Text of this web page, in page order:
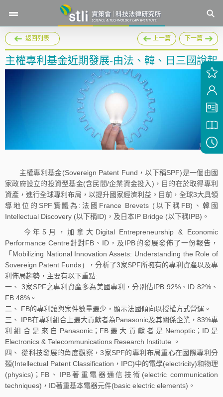
返回列表 上一篇 下一篇
主權專利基金近期發展-由法、韓、日三國說起
主權專利基金(Sovereign Patent Fund，以下稱SPF)是一個由國
家政府設立的投資型基金(含民間/企業資金投入)，目的在於取得專利
資產，進行全球專利布局，以提升國家經濟利益。目前，全球3大具領
導地位的SPF實體為:法國France Brevets (以下稱FB)、韓國
Intellectual Discovery (以下稱ID)，及日本IP Bridge (以下稱IPB)。
今年5月，加拿大Digital Entrepreneurship & Economic
Performance Centre針對FB、ID，及IPB的發展發佈了一份報告，
「Mobilizing National Innovation Assets: Understanding the Role of
Sovereign Patent Funds」，分析了3家SPF所擁有的專利資產以及專
利佈局趨勢，主要有以下重點:
一、 3家SPF之專利資產多為美國專利，分別佔IPB 92%、ID 82%、
FB 48%。
二、 FB的專利讓與案件數量最少，顯示法國傾向以授權方式營運。
三、 IPB在專利組合上最大貢獻者為Panasonic及其關係企業，83%專
利組合是來自Panasonic；FB最大貢獻者是Nemoptic；ID是
Electronics & Telecommunications Research Institute 。
四、 從科技發展的角度觀察，3家SPF的專利布局重心在國際專利分
類(Intellectual Patent Classification，IPC)中的電學(electricity)和物理
(physics)；FB、IPB著重電器通信技術(electric communication
techniques)，ID著重基本電器元件(basic electric elements)。